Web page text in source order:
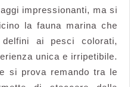
impressionanti, ma si
la fauna marina che
ai pesci colorati,
unica e irripetibile.
si prova remando tra le